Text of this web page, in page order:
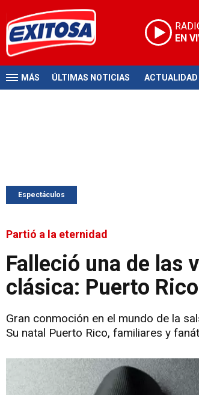
EN
MÁS ÚLTIMAS NOTICIAS ACTUALIDAD
Espectáculos
Partió a la eternidad
Falleció una de las
clásica: Puerto
Gran conmoción en el mundo de la
Su natal Puerto Rico, familiares y